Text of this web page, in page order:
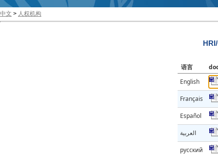
中文 > 人权机构
语言
English
Français
Español
العربية
русский